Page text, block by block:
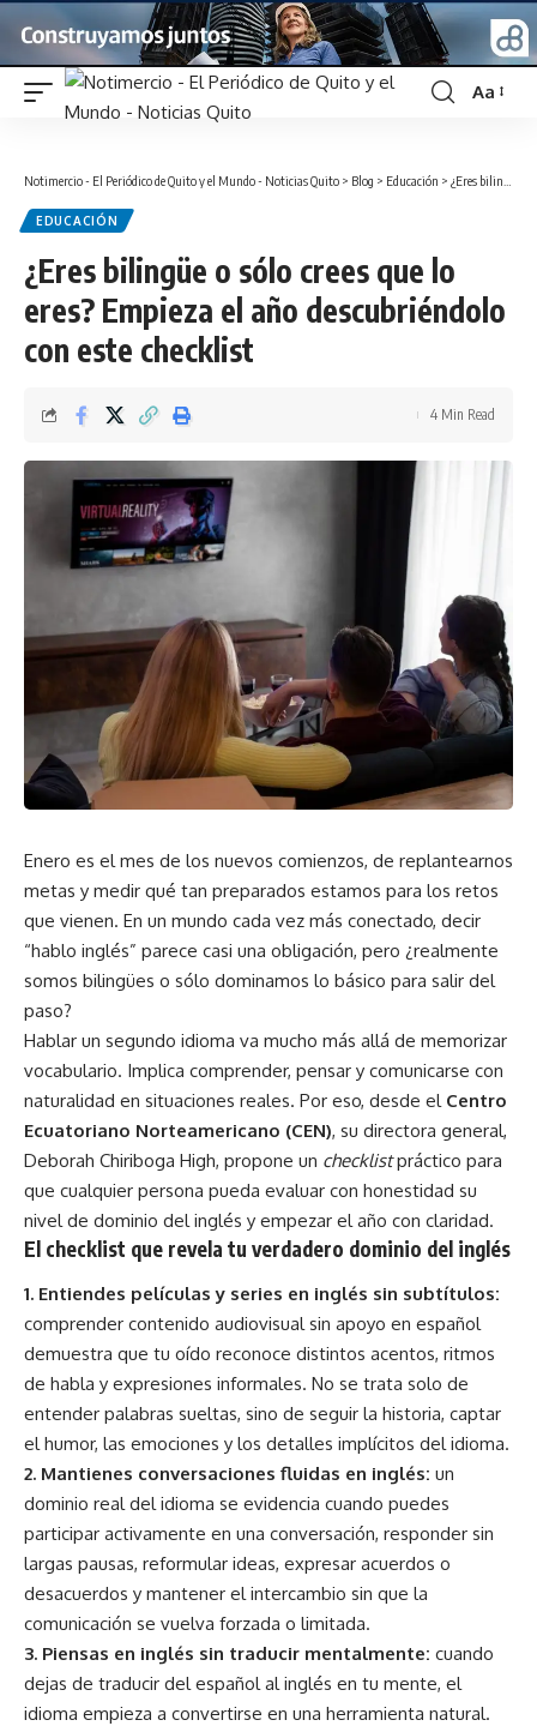
Font
Aa
Notimercio - El Periódico de Quito y el Mundo - Noticias Quito > Blog > Educación > ¿Eres bilingüe o sólo crees que lo eres? Empieza el año descubriéndolo con este checklist
EDUCACIÓN
¿Eres bilingüe o sólo crees que lo
eres? Empieza el año descubriéndolo
con este checklist
4 Min Read
Enero es el mes de los nuevos comienzos, de replantearnos
metas y medir qué tan preparados estamos para los retos
que vienen. En un mundo cada vez más conectado, decir
“hablo inglés” parece casi una obligación, pero ¿realmente
somos bilingües o sólo dominamos lo básico para salir del
paso?
Hablar un segundo idioma va mucho más allá de memorizar
vocabulario. Implica comprender, pensar y comunicarse con
naturalidad en situaciones reales. Por eso, desde el Centro
Ecuatoriano Norteamericano (CEN), su directora general,
Deborah Chiriboga High, propone un checklistpráctico para
que cualquier persona pueda evaluar con honestidad su
nivel de dominio del inglés y empezar el año con claridad.
El checklist que revela tu verdadero dominio del inglés
1. Entiendes películas y series en inglés sin subtítulos:
comprender contenido audiovisual sin apoyo en español
demuestra que tu oído reconoce distintos acentos, ritmos
de habla y expresiones informales. No se trata solo de
entender palabras sueltas, sino de seguir la historia, captar
el humor, las emociones y los detalles implícitos del idioma.
2. Mantienes conversaciones fluidas en inglés: un
dominio real del idioma se evidencia cuando puedes
participar activamente en una conversación, responder sin
largas pausas, reformular ideas, expresar acuerdos o
desacuerdos y mantener el intercambio sin que la
comunicación se vuelva forzada o limitada.
3. Piensas en inglés sin traducir mentalmente: cuando
dejas de traducir del español al inglés en tu mente, el
idioma empieza a convertirse en una herramienta natural.